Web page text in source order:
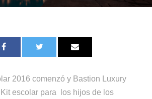
2016 comenzó y Bastion Luxury
escolar para los hijos de los